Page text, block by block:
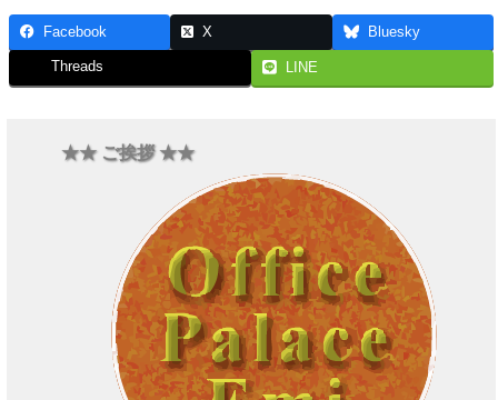
Facebook X Bluesky
Threads LINE
★★ ご挨拶 ★★